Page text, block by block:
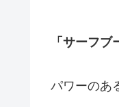
「サーフブ
パワーのあ